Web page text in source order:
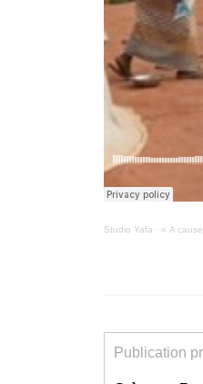
Studio Yafa · « A
Publication